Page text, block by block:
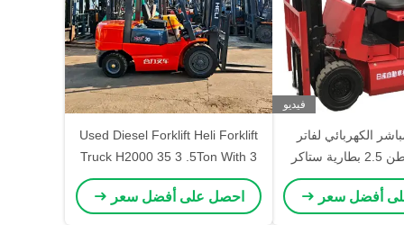
فيديو
الكهربائي لفاتر
نيسان 1.5 طن 2.5 بطارية ستاكر
الشاحنات 1 طن السعر الليثيوم
شاحنة شاحنة
أفضل سعر
Used Diesel Forklift Heli Forklift
Truck H2000 35 3 .5Ton With 3
Mast 4.5m Forklift Truck Top
Brand Factory Price Efficient
احصل على أفضل سعر